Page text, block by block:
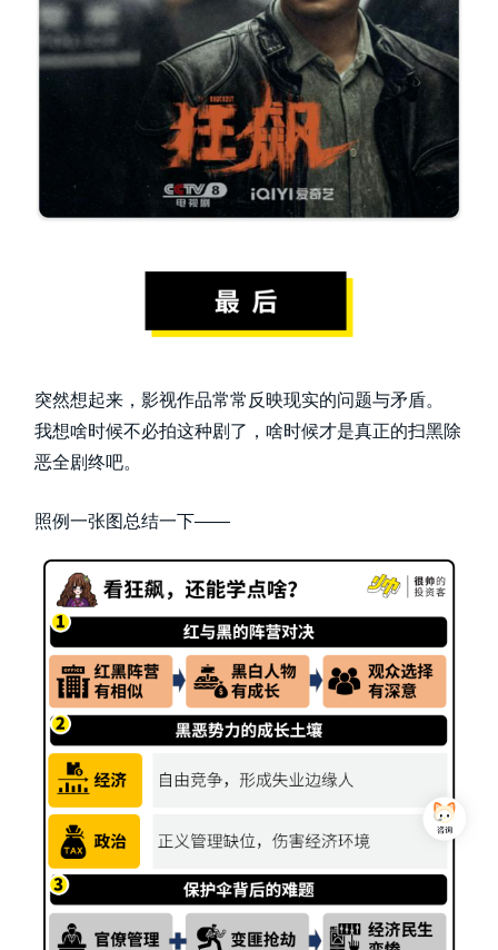
突然想起来，影视作品常常反映现实的问题与矛盾。
我想啥时候不必拍这种剧了，啥时候才是真正的扫黑除
恶全剧终吧。
照例一张图总结一下——